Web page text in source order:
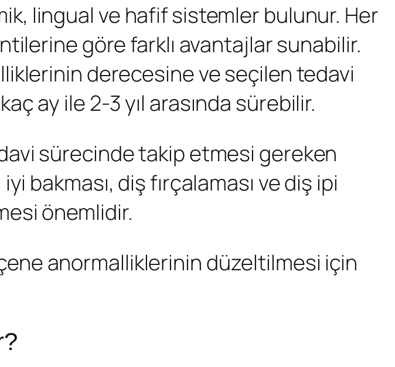
lingual ve hafif sistemler bulunur. Her
göre farklı avantajlar sunabilir.
derecesine ve seçilen tedavi
ay ile 2-3 yıl arasında sürebilir.
sürecinde takip etmesi gereken
bakması, diş fırçalaması ve diş ipi
önemlidir.
anormalliklerinin düzeltilmesi için